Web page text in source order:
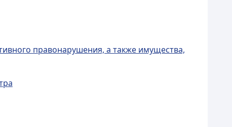
правонарушения, а также имущества,